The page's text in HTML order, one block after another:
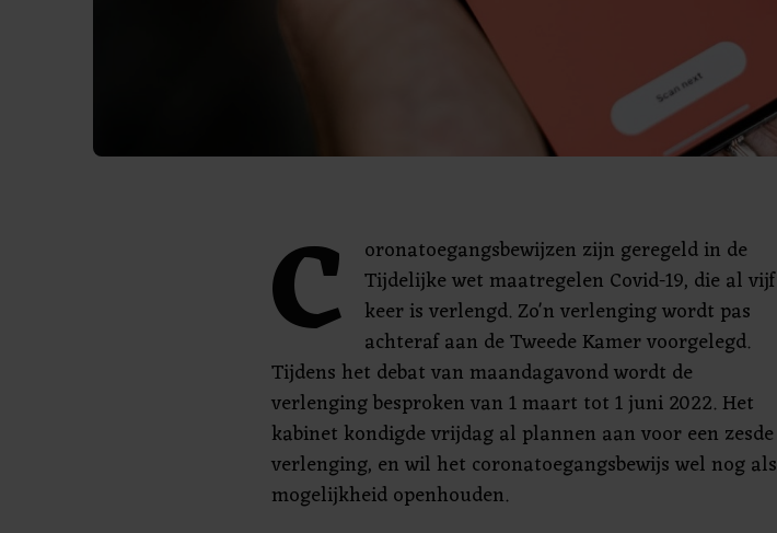
C
oronatoegangsbewijzen zijn geregeld in de
Tijdelijke wet maatregelen Covid-19, die al vijf
keer is verlengd. Zo'n verlenging wordt pas
achteraf aan de Tweede Kamer voorgelegd.
Tijdens het debat van maandagavond wordt de
verlenging besproken van 1 maart tot 1 juni 2022. Het
kabinet kondigde vrijdag al plannen aan voor een zesde
verlenging, en wil het coronatoegangsbewijs wel nog als
mogelijkheid openhouden.